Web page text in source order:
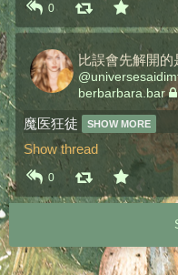
0
比誤會先解開的
@
berbarbara.bar
魔医狂徒 SHOW MORE
Show thread
0